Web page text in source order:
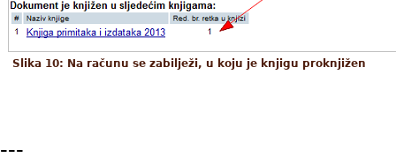
Slika 10: Na računu se zabilježi, u koju je knjigu proknjižen
---